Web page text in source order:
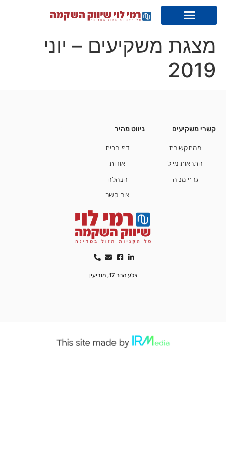
מצגת משקיעים – יוני
2019
קשרי משקיעים
מהתקשורת
התראות מייל
גרף מניה
ניווט מהיר
דף הבית
אודות
הנהלה
צור קשר
צלע ההר 17, מודיעין